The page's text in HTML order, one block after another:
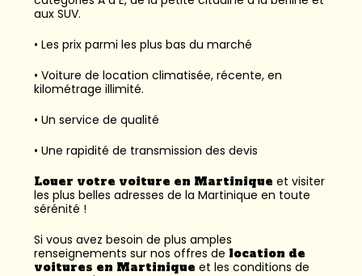
aux SUV.
• Les prix parmi les plus bas du marché
• Voiture de location climatisée, récente, en
kilométrage illimité.
• Un service de qualité
• Une rapidité de transmission des devis
Louer votre voiture en Martinique et visiter
les plus belles adresses de la Martinique en toute
sérénité !
Si vous avez besoin de plus amples
renseignements sur nos offres de location de
voitures en Martinique et les conditions de